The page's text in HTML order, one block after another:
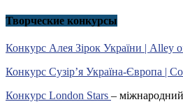
Творческие конкурсы
Конкурс Алея Зірок України | Alley
Конкурс Сузір’я Україна-Європа |
Конкурс London Stars –